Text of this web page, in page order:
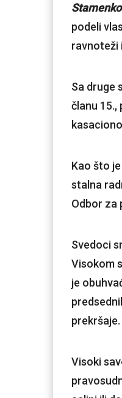
podeli
ravnoteži
Sa druge
članu
Kao što
stalna
Odbor za
Svedoci
Visokom
je
prekršaje.
Visoki